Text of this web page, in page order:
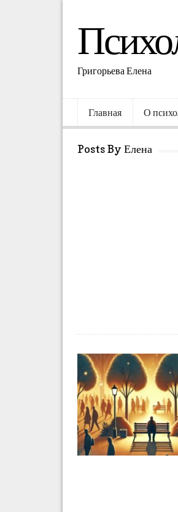
Григорьева Елена
Главная О
Posts By Елена